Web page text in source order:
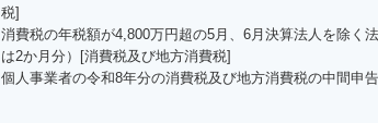
税]
消費税の年税額が4,800万円超の5月、6月決算法人を除く
は2か月分）[消費税及び地方消費税]
個人事業者の令和8年分の消費税及び地方消費税の中間申